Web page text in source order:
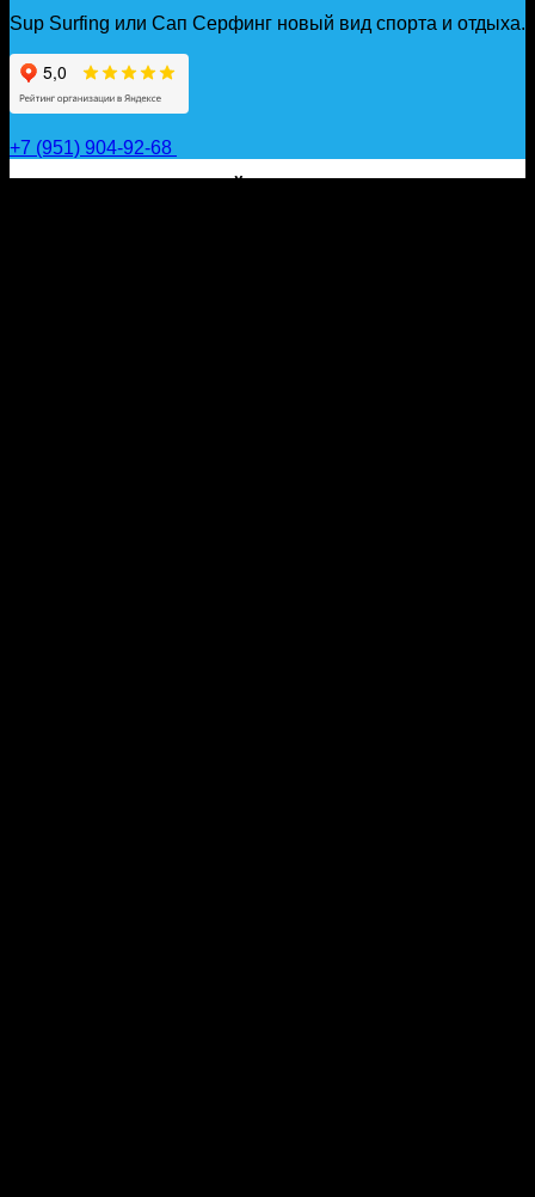
Sup Surfing или Сап Серфинг новый вид спорта и отдыха.
+7 (951) 904-92-68